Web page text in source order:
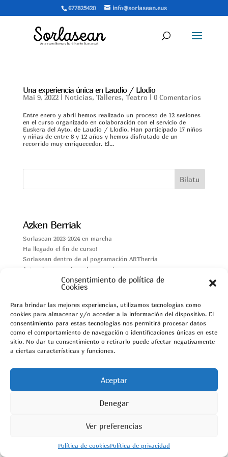
Consentimiento de política de
Cookies
Para brindar las mejores experiencias, utilizamos tecnologías como
cookies para almacenar y/o acceder a la información del dispositivo. El
consentimiento para estas tecnologías nos permitirá procesar datos
como el comportamiento de navegación o identificaciones únicas en este
sitio. No dar tu consentimiento o retirarlo puede afectar negativamente
a ciertas características y funciones.
Aceptar
Denegar
Ver preferencias
Política de cookiesPolítica de privacidad
677825420 sue.naesalros@ofni
Una experiencia única en Laudio / Llodio
Mai 9, 2022| Noticias, Talleres, Teatro | 0 Comentarios
Entre enero y abril hemos realizado un proceso de 12 sesiones
en el curso organizado en colaboración con el servicio de
Euskera del Ayto. de Laudio / Llodio. Han participado 17 niños
y niñas de entre 8 y 12 años y hemos disfrutado de un
recorrido muy enriquecedor. El...
Bilatu
Azken Berriak
Sorlasean 2023-2024 en marcha
Ha llegado el fin de curso!
Sorlasean dentro de al pogramación ARTherria
Actuaciones previas a las vacaciones
Talleres de noviembre
Azken Iruzkinak
aiara aiaraldea Llodio
servicio de euskera
Taller
teatro infantil